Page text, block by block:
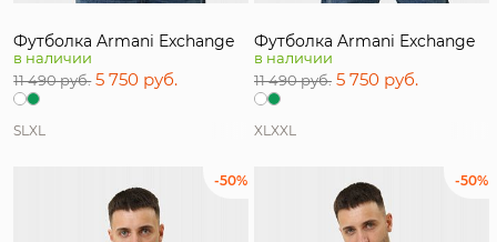
Футболка Armani Exchange
в наличии
11 490 руб. 5 750 руб.
SLXL
Футболка Armani Exchange
в наличии
11 490 руб. 5 750 руб.
XL XXL
-50% -50%